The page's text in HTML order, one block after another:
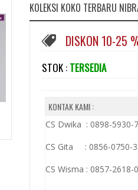
KOLEKSI KOKO TERBARU
DISKON 10-25
STOK : TERSEDIA
KONTAK KAMI :
CS Dwika : 0898-5930-
CS Gita : 0856-0750-
CS Wisma : 0857-2618-